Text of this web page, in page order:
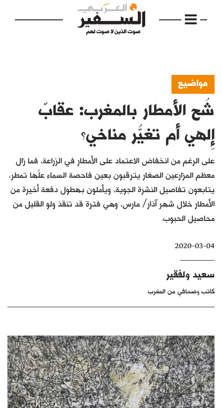
الرئيسية
مواضيع
إفتتاحية
فكرة
دفاتر
بالصورة
مواضيع
شُح الأمطار بالمغرب: عقابٌ
إِلهي أم تغيُّر مناخي؟
على الرغم من انخفاض الاعتماد على الأمطار في الزراعة، فما زال
معظم المزارعين الصغار يترقبون بعين فاحصة السماء علَّها تمطر،
يتابعون تفاصيل النشرة الجوية، ويأملون بهطول دفعة أخيرة من
الأمطار خلال شهر آذار/ مارس، وهي فترة قد تنقذ ولو القليل من
محاصيل الحبوب.
2020-03-04
سعيد ولفقير
كاتب وصحافي من المغرب